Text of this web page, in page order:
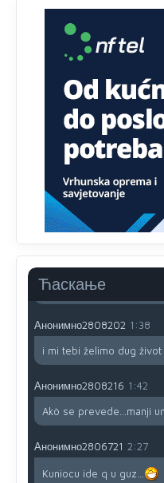
Ћаскање
Анонимно2807895 12:18
Drzi pod kontrolom tri
ponasanje...Uzivotu
slabije.Iz zivota iskljuci
dok si ziv
prijateljstvo!!
Анонимно2806721 12:39
791 BiH nije priznala
genocidna tvorevina
davnopriznala.Na
uvoznik za Kosovo
Анонимно2806721
12:45
da brani? A imamo
dobro i da se što bolje
Анонимно2808202 1:38
i mi tebi želimo dug
Анонимно2808216 1:42
Akò se prevede...manji
Анонимно2806721 2:27
Kuniocu ide q u guz...